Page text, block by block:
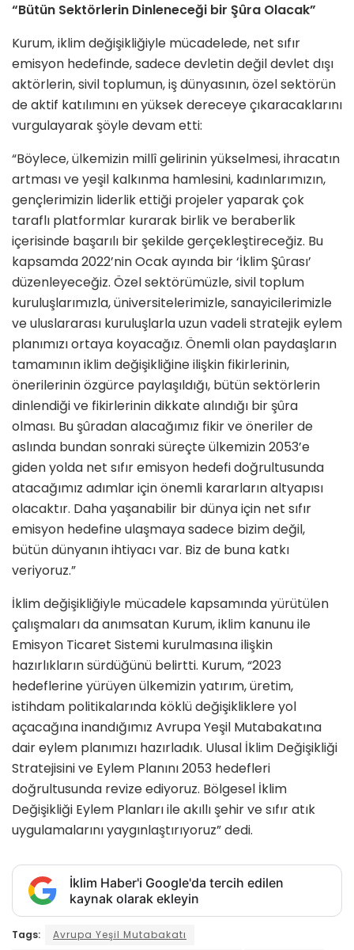
“Bütün Sektörlerin Dinleneceği bir Şûra Olacak”
Kurum, iklim değişikliğiyle mücadelede, net sıfır
emisyon hedefinde, sadece devletin değil devlet dışı
aktörlerin, sivil toplumun, iş dünyasının, özel sektörün
de aktif katılımını en yüksek dereceye çıkaracaklarını
vurgulayarak şöyle devam etti:
“Böylece, ülkemizin millî gelirinin yükselmesi, ihracatın
artması ve yeşil kalkınma hamlesini, kadınlarımızın,
gençlerimizin liderlik ettiği projeler yaparak çok
taraflı platformlar kurarak birlik ve beraberlik
içerisinde başarılı bir şekilde gerçekleştireceğiz. Bu
kapsamda 2022’nin Ocak ayında bir ‘İklim Şûrası’
düzenleyeceğiz. Özel sektörümüzle, sivil toplum
kuruluşlarımızla, üniversitelerimizle, sanayicilerimizle
ve uluslararası kuruluşlarla uzun vadeli stratejik eylem
planımızı ortaya koyacağız. Önemli olan paydaşların
tamamının iklim değişikliğine ilişkin fikirlerinin,
önerilerinin özgürce paylaşıldığı, bütün sektörlerin
dinlendiği ve fikirlerinin dikkate alındığı bir şûra
olması. Bu şûradan alacağımız fikir ve öneriler de
aslında bundan sonraki süreçte ülkemizin 2053’e
giden yolda net sıfır emisyon hedefi doğrultusunda
atacağımız adımlar için önemli kararların altyapısı
olacaktır. Daha yaşanabilir bir dünya için net sıfır
emisyon hedefine ulaşmaya sadece bizim değil,
bütün dünyanın ihtiyacı var. Biz de buna katkı
veriyoruz.”
İklim değişikliğiyle mücadele kapsamında yürütülen
çalışmaları da anımsatan Kurum, iklim kanunu ile
Emisyon Ticaret Sistemi kurulmasına ilişkin
hazırlıkların sürdüğünü belirtti. Kurum, “2023
hedeflerine yürüyen ülkemizin yatırım, üretim,
istihdam politikalarında köklü değişikliklere yol
açacağına inandığımız Avrupa Yeşil Mutabakatına
dair eylem planımızı hazırladık. Ulusal İklim Değişikliği
Stratejisini ve Eylem Planını 2053 hedefleri
doğrultusunda revize ediyoruz. Bölgesel İklim
Değişikliği Eylem Planları ile akıllı şehir ve sıfır atık
uygulamalarını yaygınlaştırıyoruz” dedi.
İklim Haber'i Google'da tercih edilen
kaynak olarak ekleyin
Tags:
Avrupa Yeşil Mutabakatı